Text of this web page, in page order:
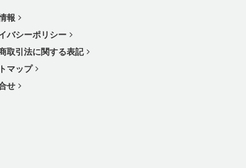
報
バシーポリシー
取引法に関する表記
マップ
せ